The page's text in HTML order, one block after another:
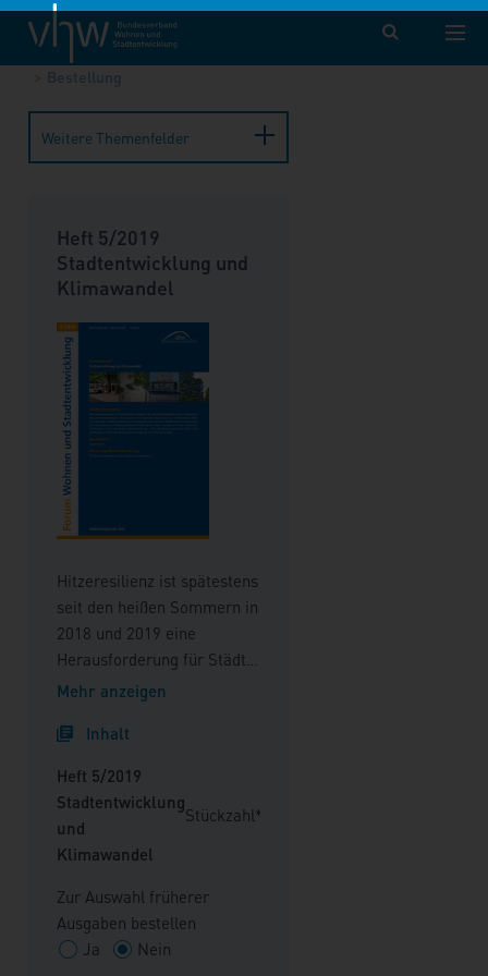
vhw – Bundesverband für Wohnen und Stadtentwicklung e. V.
Publikationen
Forum Wohnen und Stadtentwicklung
Bestellung
Weitere Themenfelder
Heft 5/2019
Stadtentwicklung und
Klimawandel
Hitzeresilienz ist spätestens
seit den heißen Sommern in
2018 und 2019 eine
Herausforderung für Städte
und Quartiere. Der
Klimawandel wird sich
insbesondere in den Städten
aufgrund der großflächigen
Versiegelung und der damit
Hitzeproblematik
gravierend auswirken. Die
Verdichtung der Städte, die
Mehr anzeigen
Inhalt
Heft 5/2019
Stadtentwicklung
und
Klimawandel
Stückzahl*
Zur Auswahl früherer
Ausgaben bestellen
Ja
Nein